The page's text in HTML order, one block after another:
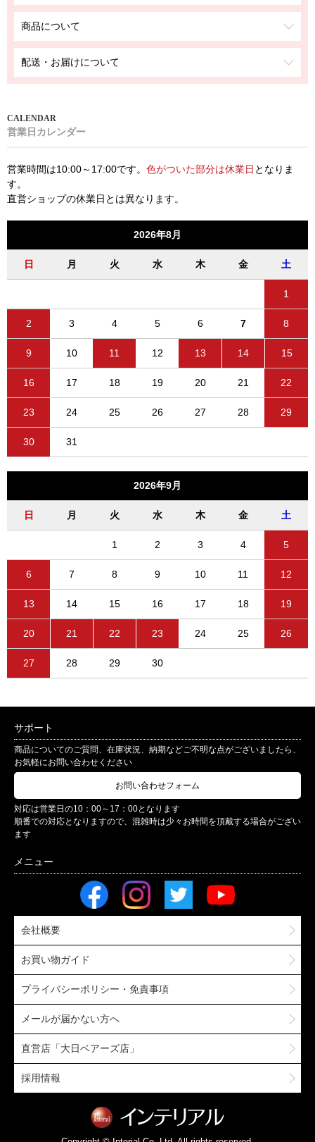
商品について
配送・お届けについて
営業日カレンダー
営業時間は10:00～17:00です。 色がついた部分は休業日 となりま
す。
直営ショップの休業日とは異なります。
2026年8月
日 月 火 水 木 金 土
1
2 3 4 5 6 7 8
9 10 11 12 13 14 15
16 17 18 19 20 21 22
23 24 25 26 27 28 29
30 31
2026年9月
日 月 火 水 木 金 土
1 2 3 4 5
6 7 8 9 10 11 12
13 14 15 16 17 18 19
20 21 22 23 24 25 26
27 28 29 30
サポート
商品についてのご質問、在庫状況、納期などご不明な点がございましたら、
お気軽にお問い合わせください
お問い合わせフォーム
対応は営業日の10：00～17：00となります
順番での対応となりますので、混雑時は少々お時間を頂戴する場合がござい
ます
会社概要
お買い物ガイド
プライバシーポリシー・免責事項
メールが届かない方へ
直営店「大日ベアーズ店」
採用情報